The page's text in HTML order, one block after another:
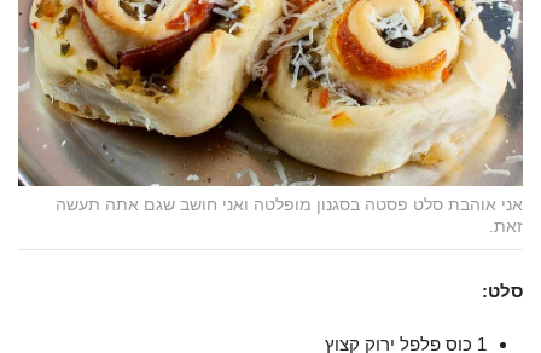
אני אוהבת סלט פסטה בסגנון מופלטה ואני חושב שגם אתה תעשה
זאת.
סלט:
1 כוס פלפל ירוק קצוץ